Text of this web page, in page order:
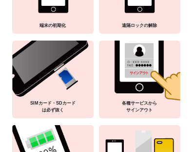
端末の初期化 遠隔ロックの解除
SIMカード・SDカード
は必ず抜く
各種サービスから
サインアウト